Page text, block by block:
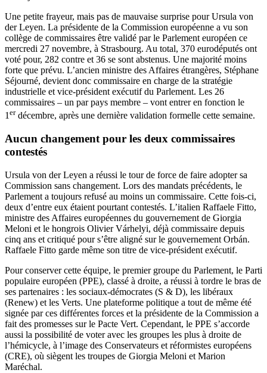
Une petite frayeur, mais pas de mauvaise surprise pour Ursula von
der Leyen. La présidente de la Commission européenne a vu son
collège de commissaires être validé par le Parlement européen ce
mercredi 27 novembre, à Strasbourg. Au total, 370 eurodéputés ont
voté pour, 282 contre et 36 se sont abstenus. Une majorité moins
forte que prévu. L’ancien ministre des Affaires étrangères, Stéphane
Séjourné, devient donc commissaire en charge de la stratégie
industrielle et vice-président exécutif du Parlement. Les 26
commissaires – un par pays membre – vont entrer en fonction le
1erdécembre, après une dernière validation formelle cette semaine.
Aucun changement pour les deux commissaires
contestés
Ursula von der Leyen a réussi le tour de force de faire adopter sa
Commission sans changement. Lors des mandats précédents, le
Parlement a toujours refusé au moins un commissaire. Cette fois-ci,
deux d’entre eux étaient pourtant contestés. L’italien Raffaele Fitto,
ministre des Affaires européennes du gouvernement de Giorgia
Meloni et le hongrois Olivier Várhelyi, déjà commissaire depuis
cinq ans et critiqué pour s’être aligné sur le gouvernement Orbán.
Raffaele Fitto garde même son titre de vice-président exécutif.
Pour conserver cette équipe, le premier groupe du Parlement, le Parti
populaire européen (PPE), classé à droite, a réussi à tordre le bras de
ses partenaires : les sociaux-démocrates (S & D), les libéraux
(Renew) et les Verts. Une plateforme politique a tout de même été
signée par ces différentes forces et la présidente de la Commission a
fait des promesses sur le Pacte Vert. Cependant, le PPE s’accorde
aussi la possibilité de voter avec les groupes les plus à droite de
l’hémicycle, à l’image des Conservateurs et réformistes européens
(CRE), où siègent les troupes de Giorgia Meloni et Marion
Maréchal.